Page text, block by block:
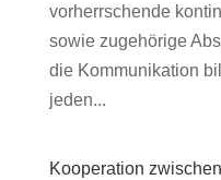
vorherrschende
sowie zugehörige
die Kommunikation
jeden...
Kooperation